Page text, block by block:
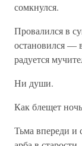
сомкнулся.
Провалился в
остановился —
радуется
Ни души.
Как блещет
Тьма впереди и